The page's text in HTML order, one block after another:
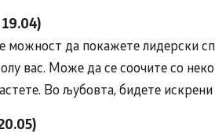
можност да покажете лидерски
вас. Може да се соочите со
Во љубовта, бидете